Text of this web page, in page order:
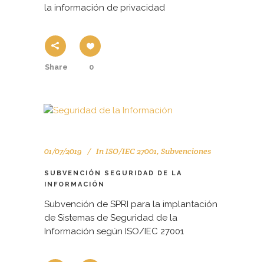
la información de privacidad
Share 0
01/07/2019 InISO/IEC 27001, Subvenciones
SUBVENCIÓN SEGURIDAD DE LA
INFORMACIÓN
Subvención de SPRI para la implantación
de Sistemas de Seguridad de la
Información según ISO/IEC 27001